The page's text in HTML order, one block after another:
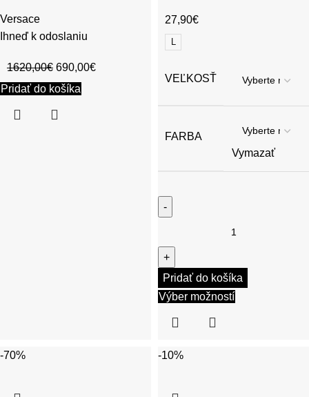
Versace
Ihneď k odoslaniu
1620,00€ 690,00€
Pridať do košíka
27,90€
L
VEĽKOSŤ
FARBA
Vymazať
Pridať do košíka
Výber možností
-70% -10%